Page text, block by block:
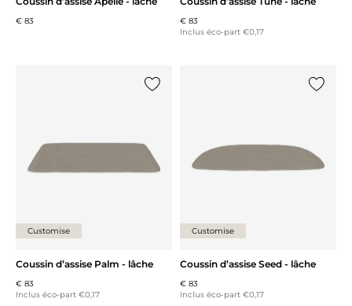
€ 83
€ 83
Inclus éco-part €0,17
Customise
Coussin d’assise Palm - lâche
€ 83
Inclus éco-part €0,17
Customise
Coussin d’assise Seed - lâche
€ 83
Inclus éco-part €0,17